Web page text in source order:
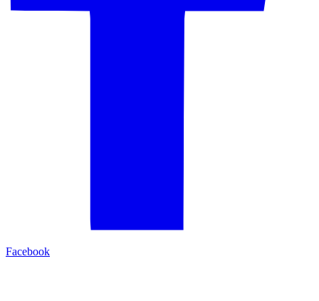
Facebook